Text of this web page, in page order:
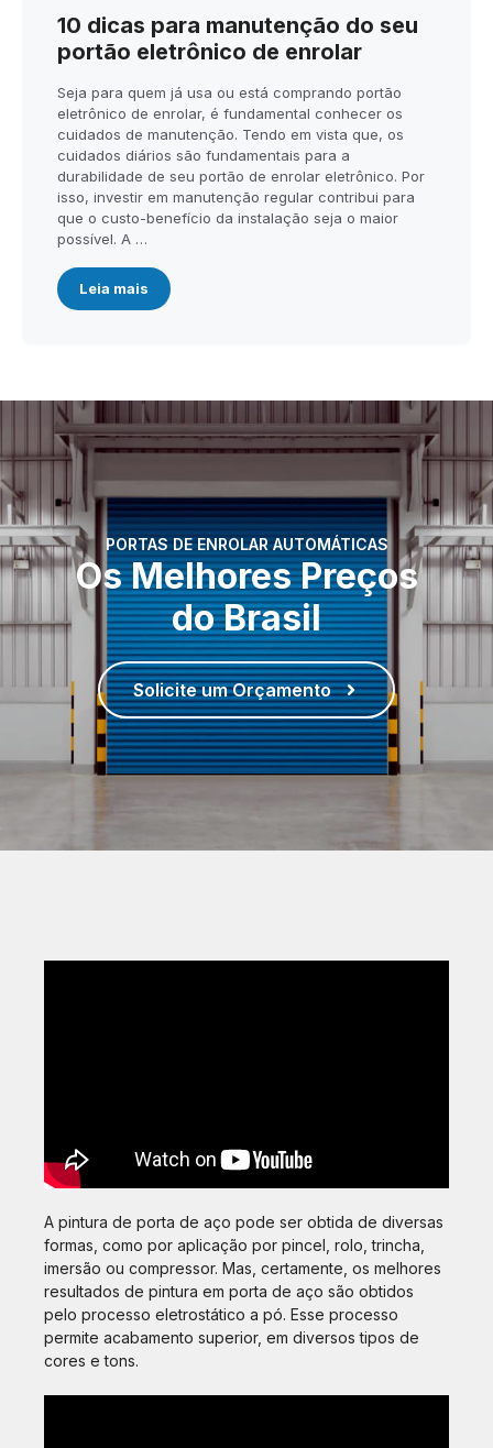
10 dicas para manutenção do seu
portão eletrônico de enrolar
Seja para quem já usa ou está comprando portão
eletrônico de enrolar, é fundamental conhecer os
cuidados de manutenção. Tendo em vista que, os
cuidados diários são fundamentais para a
durabilidade de seu portão de enrolar eletrônico. Por
isso, investir em manutenção regular contribui para
que o custo-benefício da instalação seja o maior
possível. A …
Leia mais
PORTAS DE ENROLAR AUTOMÁTICAS
Os Melhores Preços
do Brasil
Solicite um Orçamento
A pintura de porta de aço pode ser obtida de diversas
formas, como por aplicação por pincel, rolo, trincha,
imersão ou compressor. Mas, certamente, os melhores
resultados de pintura em porta de aço são obtidos
pelo processo eletrostático a pó. Esse processo
permite acabamento superior, em diversos tipos de
cores e tons.